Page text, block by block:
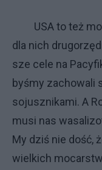
USA to też
dla ni­ch
sze ce­le na
by­śmy za­cho­wa­li
so­jusz­ni­ka­mi. A
mu­si nas
My dziś nie do­ść,
wiel­ki­ch